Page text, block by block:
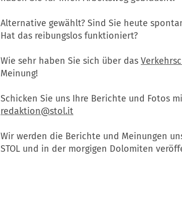
Alternative gewählt? Sind Sie heute
Hat das reibungslos funktioniert?
Wie sehr haben Sie sich über das
Meinung!
Schicken Sie uns Ihre Berichte und Fotos
redaktion@stol.it
Wir werden die Berichte und Meinungen
STOL und in der morgigen Dolomiten